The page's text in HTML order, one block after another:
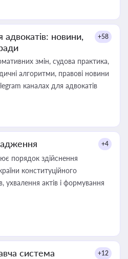
новини,
+58
змін, судова практика,
алгоритми, правові новини
каналах для адвокатів
+4
порядок здійснення
конституційного
ухвалення актів і формування
система +12